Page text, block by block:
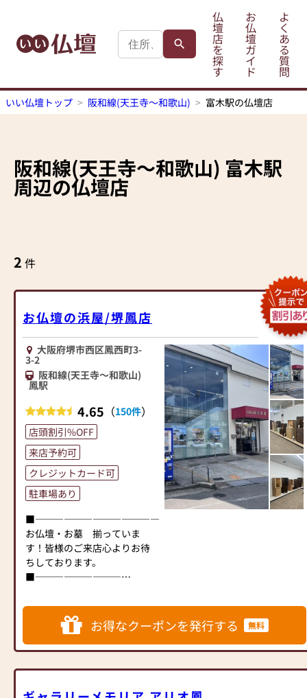
仏
壇
店
を
探
す
お
仏
壇
ガ
イ
ド
よ
く
あ
る
質
問
いい仏壇トップ 阪和線(天王寺～和歌山) 富木駅の仏壇店
阪和線(天王寺～和歌山) 富木駅
周辺の仏壇店
2 件
お仏壇の浜屋/堺鳳店
大阪府堺市西区鳳西町3-
3-2
阪和線(天王寺～和歌山)
鳳駅
4.65 （150件）
店頭割引%OFF
来店予約可
クレジットカード可
駐車場あり
■―――――――――――――――――――――――――――■
お仏壇・お墓 揃っていま
す！皆様のご来店心よりお待
ちしております。
■―――――――――――――――――――――――――――■
の品揃えの店舗です。金仏壇
をはじめ、唐木仏壇、家具調
仏壇、上置型仏壇と種類だけ
でなく、いろんなサイズの仏
業スタッフも多いので仏壇の
お得なクーポンを発行する 無料